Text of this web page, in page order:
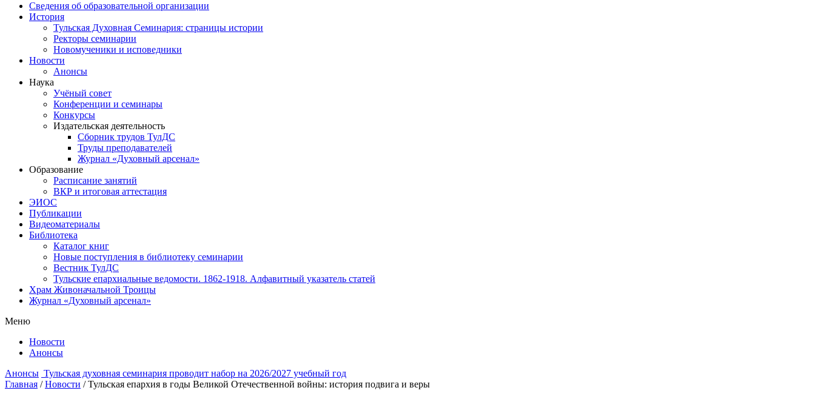
Сведения об образовательной организации
История
Тульская Духовная Семинария: страницы истории
Ректоры семинарии
Новомученики и исповедники
Новости
Анонсы
Наука
Учёный совет
Конференции и семинары
Конкурсы
Издательская деятельность
Сборник трудов ТулДС
Труды преподавателей
Журнал «Духовный арсенал»
Образование
Расписание занятий
ВКР и итоговая аттестация
ЭИОС
Публикации
Видеоматериалы
Библиотека
Каталог книг
Новые поступления в библиотеку семинарии
Вестник ТулДС
Тульские епархиальные ведомости. 1862-1918. Алфавитный указатель статей
Храм Живоначальной Троицы
Журнал «Духовный арсенал»
Меню
Новости
Анонсы
Анонсы Тульская духовная семинария проводит набор на 2026/2027 учебный год
Главная / Новости / Тульская епархия в годы Великой Отечественной войны: история подвига и веры